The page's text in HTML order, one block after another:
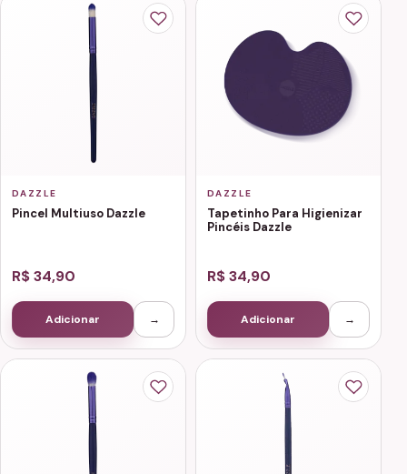
DAZZLE
Pincel Multiuso Dazzle
R$ 34,90
Adicionar →
DAZZLE
Tapetinho Para Higienizar
Pincéis Dazzle
R$ 34,90
Adicionar →